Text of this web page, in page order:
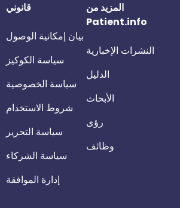
قانوني
بيان إمكانية الوصول
سياسة الكوكيز
سياسة الخصوصية
شروط الاستخدام
سياسة التحرير
سياسة الشركاء
إدارة الموافقة
المزيد من
Patient.info
النشرات الإخبارية
الدليل
الأبحاث
رؤى
وظائف